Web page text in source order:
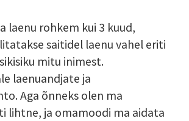
laenu rohkem kui 3 kuud,
saitidel laenu vahel eriti
mitu inimest.
laenuandjate ja
Aga õnneks olen ma
lihtne, ja omamoodi ma aidata